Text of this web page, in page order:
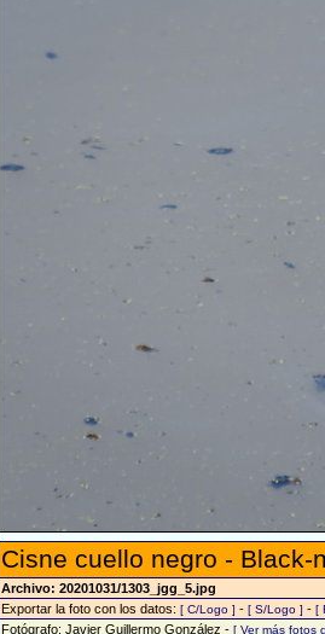
Cisne cuello negro -
Archivo: 20201031/1303_jgg_5.jpg
Exportar la foto con los datos: [ C/Logo ] - [ S/Logo ] - [
Fotógrafo: Javier Guillermo González - [ Ver más fotos